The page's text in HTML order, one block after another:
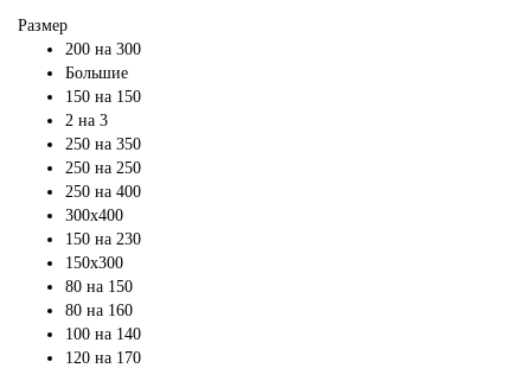
Размер
200 на 300
Большие
150 на 150
2 на 3
250 на 350
250 на 250
250 на 400
300х400
150 на 230
150х300
80 на 150
80 на 160
100 на 140
120 на 170